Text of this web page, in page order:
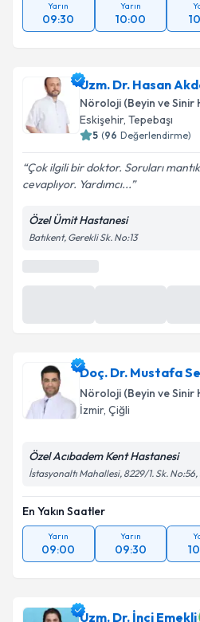
Yarın
09:30
Yarın
10:00
Uzm. Dr. Hasan
Nöroloji (Beyin ve Sinir
Eskişehir, Tepebaşı
5 (96 Değerlendirme)
Çok ilgili bir doktor. Soruları
cevaplıyor. Yardımcı...
Özel Ümit Hastanesi
Batıkent, Gerekli Sk. No:13
Doç. Dr. Mustafa
Nöroloji (Beyin ve Sinir
İzmir, Çiğli
Özel Acıbadem Kent Hastanesi
İstasyonaltı Mahallesi, 8229/1. Sk.
En Yakın Saatler
Yarın
09:00
Yarın
09:30
Uzm. Dr. İnci Emekli